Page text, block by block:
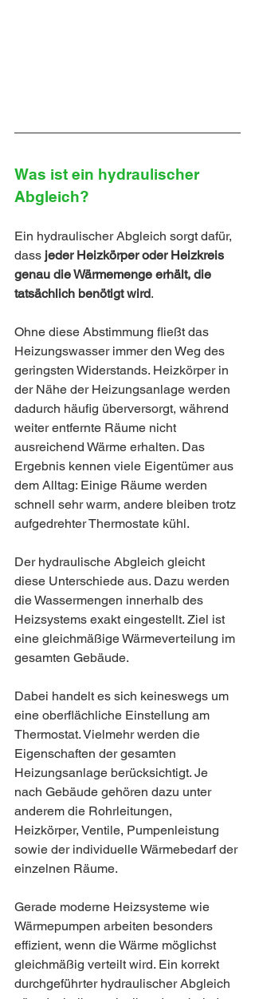
Was ist ein hydraulischer
Abgleich?
Ein hydraulischer Abgleich sorgt dafür,
dass jeder Heizkörper oder Heizkreis
genau die Wärmemenge erhält, die
tatsächlich benötigt wird.
Ohne diese Abstimmung fließt das
Heizungswasser immer den Weg des
geringsten Widerstands. Heizkörper in
der Nähe der Heizungsanlage werden
dadurch häufig überversorgt, während
weiter entfernte Räume nicht
ausreichend Wärme erhalten. Das
Ergebnis kennen viele Eigentümer aus
dem Alltag: Einige Räume werden
schnell sehr warm, andere bleiben trotz
aufgedrehter Thermostate kühl.
Der hydraulische Abgleich gleicht
diese Unterschiede aus. Dazu werden
die Wassermengen innerhalb des
Heizsystems exakt eingestellt. Ziel ist
eine gleichmäßige Wärmeverteilung im
gesamten Gebäude.
Dabei handelt es sich keineswegs um
eine oberflächliche Einstellung am
Thermostat. Vielmehr werden die
Eigenschaften der gesamten
Heizungsanlage berücksichtigt. Je
nach Gebäude gehören dazu unter
anderem die Rohrleitungen,
Heizkörper, Ventile, Pumpenleistung
sowie der individuelle Wärmebedarf der
einzelnen Räume.
Gerade moderne Heizsysteme wie
Wärmepumpen arbeiten besonders
effizient, wenn die Wärme möglichst
gleichmäßig verteilt wird. Ein korrekt
durchgeführter hydraulischer Abgleich